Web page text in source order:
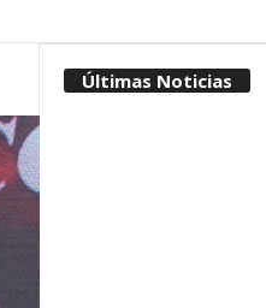
Últimas Noticias